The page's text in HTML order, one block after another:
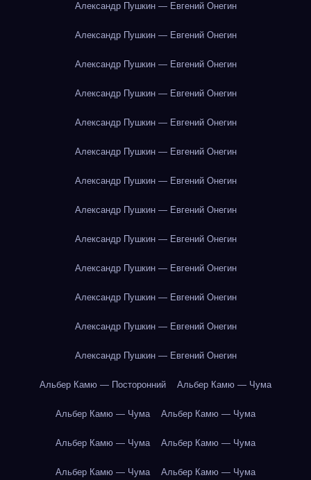
Александр Пушкин — Евгений Онегин
Александр Пушкин — Евгений Онегин
Александр Пушкин — Евгений Онегин
Александр Пушкин — Евгений Онегин
Александр Пушкин — Евгений Онегин
Александр Пушкин — Евгений Онегин
Александр Пушкин — Евгений Онегин
Александр Пушкин — Евгений Онегин
Александр Пушкин — Евгений Онегин
Александр Пушкин — Евгений Онегин
Александр Пушкин — Евгений Онегин
Александр Пушкин — Евгений Онегин
Александр Пушкин — Евгений Онегин
Альбер Камю — Посторонний Альбер Камю — Чума
Альбер Камю — Чума Альбер Камю — Чума
Альбер Камю — Чума Альбер Камю — Чума
Альбер Камю — Чума Альбер Камю — Чума